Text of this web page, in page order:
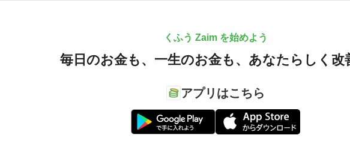
くふう Zaim を始めよう
毎日のお金も、 一生のお金も、 あなたらしく改
アプリはこちら